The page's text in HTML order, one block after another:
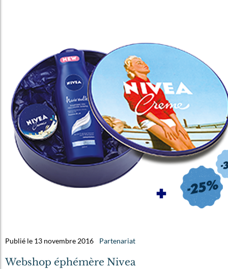
Publié le 13 novembre 2016 Partenariat
Webshop éphémère Nivea